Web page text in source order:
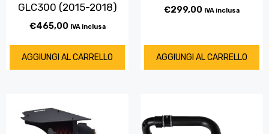
GLC300 (2015-2018)
€465,00 IVA inclusa
AGGIUNGI AL CARRELLO
€299,00 IVA inclusa
AGGIUNGI AL CARRELLO